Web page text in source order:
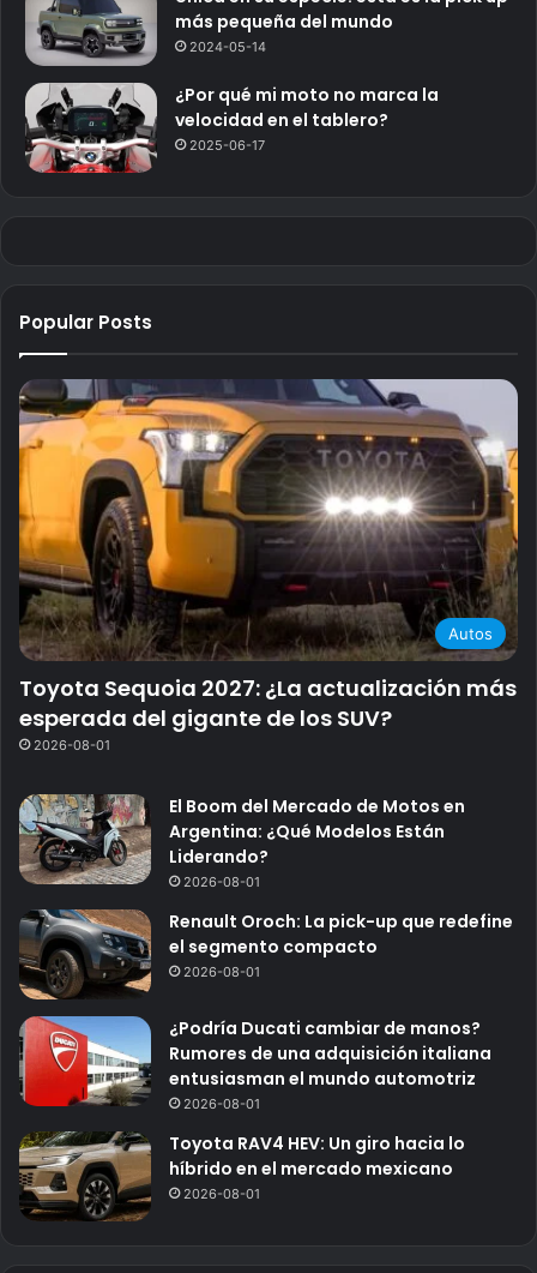
más pequeña del mundo
2024-05-14
¿Por qué mi moto no marca la
velocidad en el tablero?
2025-06-17
Popular Posts
Autos
Toyota Sequoia 2027: ¿La actualización más
esperada del gigante de los SUV?
2026-08-01
El Boom del Mercado de Motos en
Argentina: ¿Qué Modelos Están
Liderando?
2026-08-01
Renault Oroch: La pick-up que redefine
el segmento compacto
2026-08-01
¿Podría Ducati cambiar de manos?
Rumores de una adquisición italiana
entusiasman el mundo automotriz
2026-08-01
Toyota RAV4 HEV: Un giro hacia lo
híbrido en el mercado mexicano
2026-08-01